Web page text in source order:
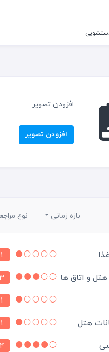
افزودن تصویر
افزودن تصویر
بازه زمانی نوع
1
و اتاق ها
1
هتل 1